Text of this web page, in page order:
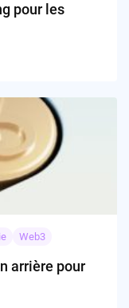
pour les
Web3
arrière pour